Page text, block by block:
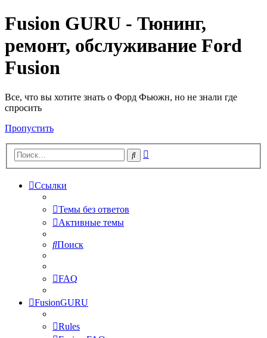
Fusion GURU - Тюнинг,
ремонт, обслуживание Ford
Fusion
Все, что вы хотите знать о Форд Фьюжн, но не знали где
спросить
Пропустить
Поиск
Ссылки
Темы без ответов
Активные темы
Поиск
FAQ
FusionGURU
Rules